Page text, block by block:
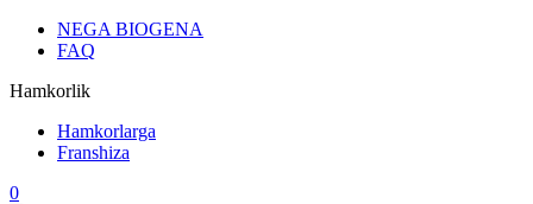
NEGA BIOGENA
FAQ
Hamkorlik
Hamkorlarga
Franshiza
0